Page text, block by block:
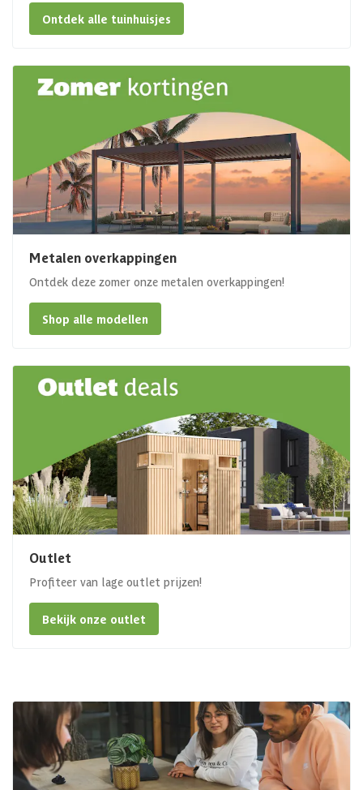
Ontdek alle tuinhuisjes
Metalen overkappingen
Ontdek deze zomer onze metalen overkappingen!
Shop alle modellen
Outlet
Profiteer van lage outlet prijzen!
Bekijk onze outlet